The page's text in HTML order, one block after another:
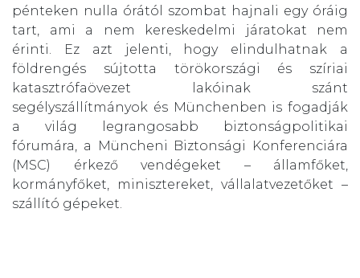
pénteken nulla órától szombat hajnali egy óráig
tart, ami a nem kereskedelmi járatokat nem
érinti. Ez azt jelenti, hogy elindulhatnak a
földrengés sújtotta törökországi és szíriai
katasztrófaövezet lakóinak szánt
segélyszállítmányok és Münchenben is fogadják
a világ legrangosabb biztonságpolitikai
fórumára, a Müncheni Biztonsági Konferenciára
(MSC) érkező vendégeket – államfőket,
kormányfőket, minisztereket, vállalatvezetőket –
szállító gépeket.